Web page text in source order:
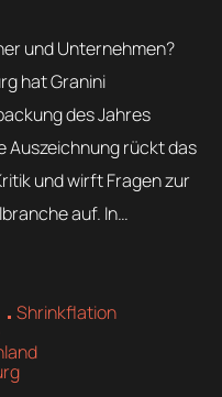
und Unternehmen?
hat Granini
des Jahres
Auszeichnung rückt das
und wirft Fragen zur
auf. In…
Shrinkflation